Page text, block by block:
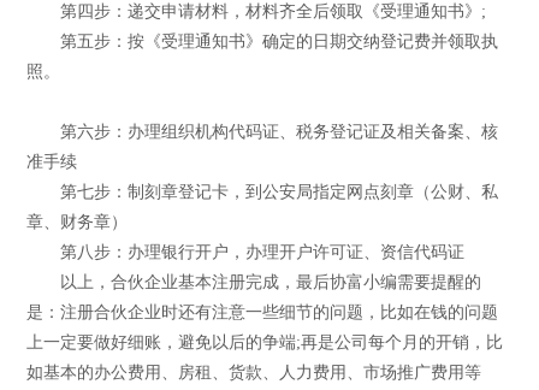
第四步：递交申请材料，材料齐全后领取《受理通知书》;
第五步：按《受理通知书》确定的日期交纳登记费并领取执
照。
第六步：办理组织机构代码证、税务登记证及相关备案、核
准手续
第七步：制刻章登记卡，到公安局指定网点刻章（公财、私
章、财务章）
第八步：办理银行开户，办理开户许可证、资信代码证
以上，合伙企业基本注册完成，最后协富小编需要提醒的
是：注册合伙企业时还有注意一些细节的问题，比如在钱的问题
上一定要做好细账，避免以后的争端;再是公司每个月的开销，比
如基本的办公费用、房租、货款、人力费用、市场推广费用等